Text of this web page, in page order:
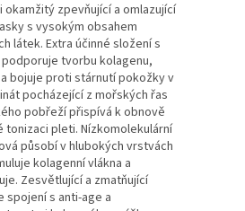
zpevňující a omlazující
s vysokým obsahem
látek. Extra účinné složení s
tvorbu kolagenu,
bojuje proti stárnutí pokožky v
pocházející z mořských řas
pobřeží přispívá k obnově
tonizaci pleti. Nízkomolekulární
působí v hlubokých vrstvách
kolagenní vlákna a
Zesvětlující a zmatňující
spojení s anti-age a